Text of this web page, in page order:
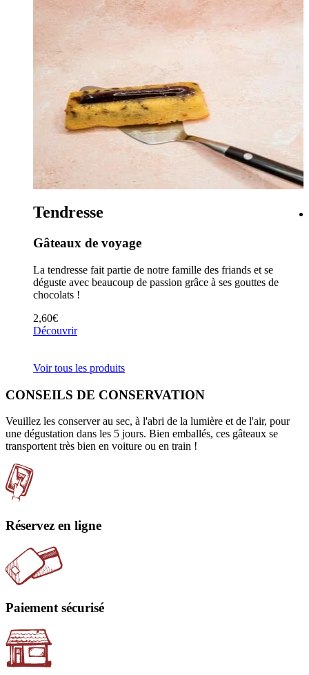
Tendresse
Gâteaux de voyage
La tendresse fait partie de notre famille des friands et se
déguste avec beaucoup de passion grâce à ses gouttes de
chocolats !
2,60€
Découvrir
Voir tous les produits
CONSEILS DE CONSERVATION
Veuillez les conserver au sec, à l'abri de la lumière et de l'air, pour
une dégustation dans les 5 jours. Bien emballés, ces gâteaux se
transportent très bien en voiture ou en train !
Réservez en ligne
Paiement sécurisé